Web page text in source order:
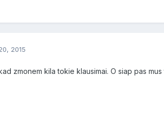
2015
zmonem kila tokie klausimai. O siap pas